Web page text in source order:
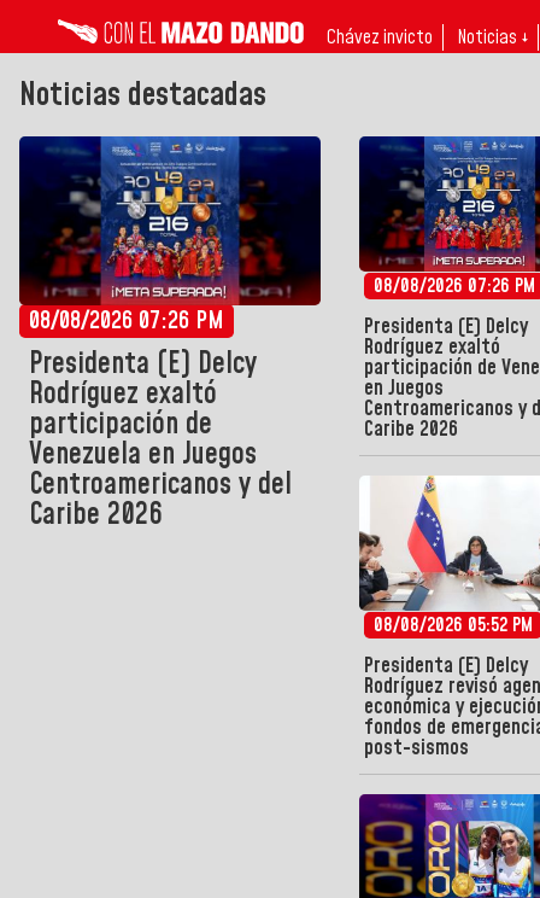
Chávez invicto Noticias ↓
Noticias destacadas
08/08/2026 07:26 PM
Presidenta (E) Delcy
Rodríguez exaltó
participación de
Venezuela en Juegos
Centroamericanos y del
Caribe 2026
08/08/2026 07:26 PM
Presidenta (E) Delcy
Rodríguez exaltó
participación de
en Juegos
Centroamericanos y
Caribe 2026
08/08/2026 05:52 PM
Presidenta (E) Delcy
Rodríguez revisó
económica y
fondos de
post-sismos